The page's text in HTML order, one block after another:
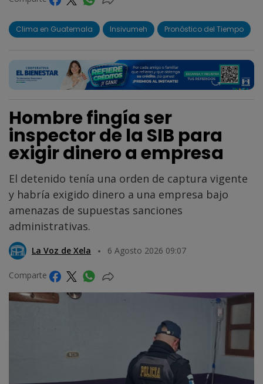
Clima en Guatemala Insivumeh Pronóstico del Tiempo
Hombre fingía ser
inspector de la SIB para
exigir dinero a empresa
El detenido tenía una orden de captura vigente
y habría exigido dinero a una empresa bajo
amenazas de supuestas sanciones
administrativas.
La Voz de Xela 6 Agosto 2026 09:07
Comparte